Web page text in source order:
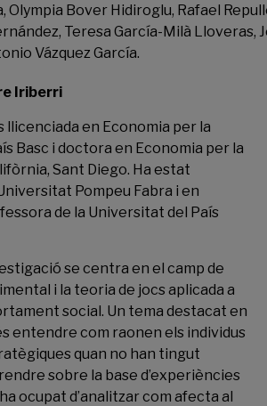
Bover Hidiroglu, Rafael
Teresa García-Milà Lloveras,
Vázquez García.
Iriberri
en Economia per la
Basc i doctora en Economia per la
Sant Diego. Ha estat
Pompeu Fabra i en
de la Universitat del País
se centra en el camp de
i la teoria de jocs aplicada a
social. Un tema destacat en
entendre com raonen els individus
quan no han tingut
sobre la base d’experiències
ocupat d’analitzar com afecta al